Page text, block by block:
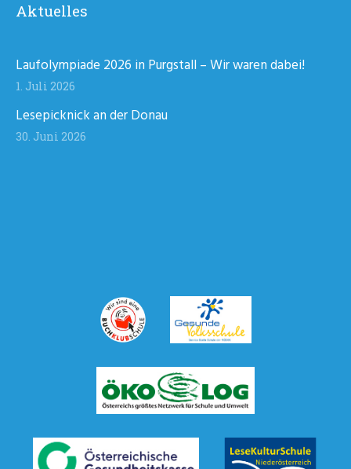
Aktuelles
Laufolympiade 2026 in Purgstall – Wir waren dabei!
1. Juli 2026
Lesepicknick an der Donau
30. Juni 2026